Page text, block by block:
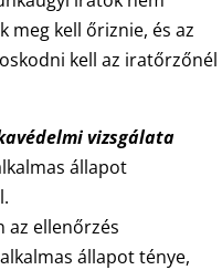
meg kell őriznie, és az
kell az iratőrzőnél
vizsgálata
állapot
az ellenőrzés
állapot ténye,